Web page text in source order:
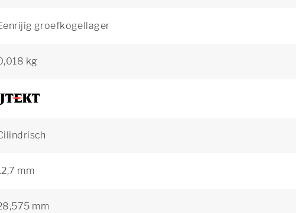
groefkogellager
kg
mm
mm